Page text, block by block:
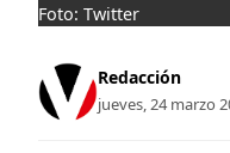
Foto: Twitter
Redacción
jueves, 24 marzo